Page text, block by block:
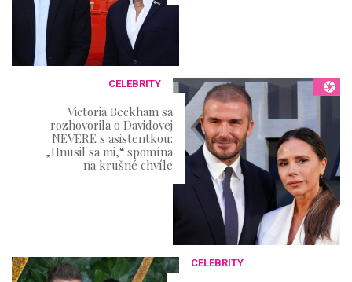
CELEBRITY
Victoria Beckham sa
rozhovorila o Davidovej
NEVERE s asistentkou:
„Hnusil sa mi,“ spomína
na krušné chvíle
CELEBRITY